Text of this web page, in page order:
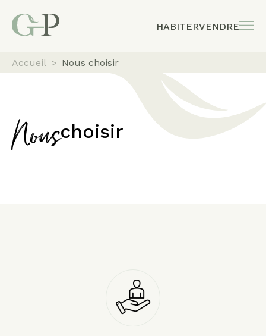
HABITERVENDRE
Accueil > Nous choisir
Nouschoisir